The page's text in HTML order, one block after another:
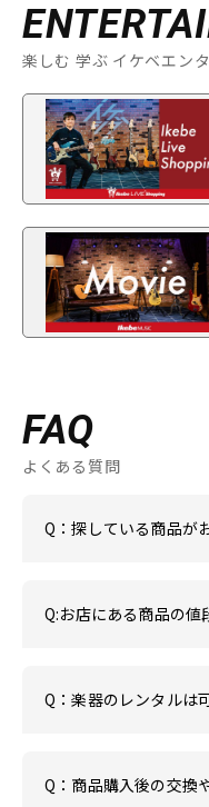
楽しむ 学ぶ イケベエン
FAQ
よくある質問
Q：探している商品が
Q:お店にある商品の値
Q：楽器のレンタルは
Q：商品購入後の交換